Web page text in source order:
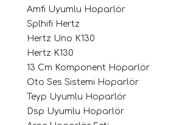
Amfi Uyumlu Hoparlör
Splhifi Hertz
Hertz Uno K130
Hertz K130
13 Cm Komponent Hoparlör
Oto Ses Sistemi Hoparlör
Teyp Uyumlu Hoparlör
Dsp Uyumlu Hoparlör